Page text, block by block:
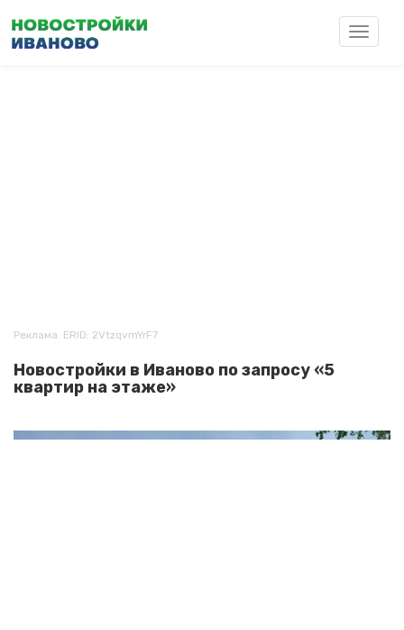
основному
Toggle
Реклама. ERID: 2VtzqvmYrF7
Новостройки в Иваново по запросу «5
квартир на этаже»